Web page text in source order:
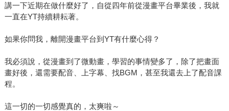
講一下近期在做什麼好了，自從四年前從漫畫平台畢業後，我就
一直在YT持續耕耘著。
如果你問我，離開漫畫平台到YT有什麼心得？
我必須說，從漫畫到了微動畫，學習的事情變多了，除了把畫面
畫好後，還需要配音、上字幕、找BGM，甚至我還去上了配音課
程。
這一切的一切感覺真的，太爽啦～